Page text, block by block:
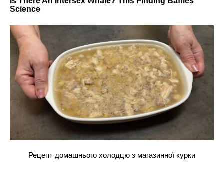
Рецепт домашнього холодцю з магазинної курки